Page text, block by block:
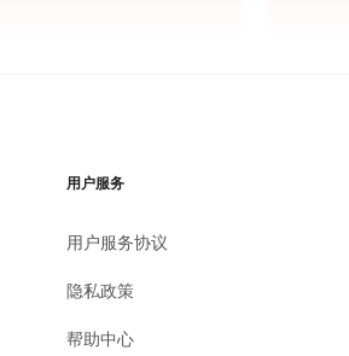
用户服务
用户服务协议
隐私政策
帮助中心